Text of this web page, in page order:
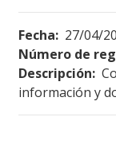
Fecha: 27/04/
Número de
Descripción:
información y